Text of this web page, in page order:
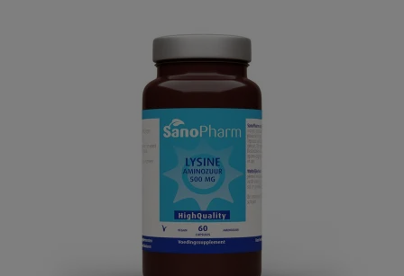
Uw winkelwagen is leeg.
Vul hem met producten.